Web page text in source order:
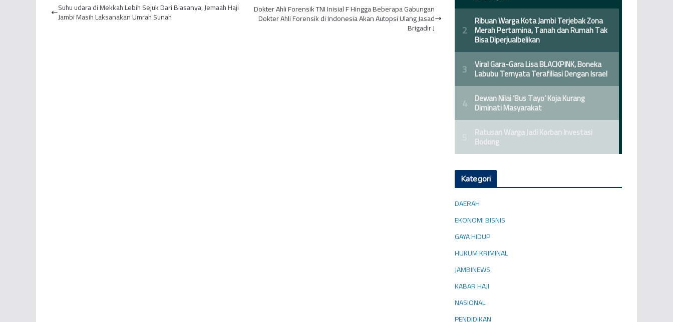
Suhu udara di Mekkah Lebih Sejuk Dari Biasanya, Jemaah Haji
Jambi Masih Laksanakan Umrah Sunah
Dokter Ahli Forensik TNI Inisial F Hingga Beberapa Gabungan
Dokter Ahli Forensik di Indonesia Akan Autopsi Ulang Jasad
Brigadir J
Kategori
DAERAH
EKONOMI BISNIS
GAYA HIDUP
HUKUM KRIMINAL
JAMBINEWS
KABAR HAJI
NASIONAL
PENDIDIKAN